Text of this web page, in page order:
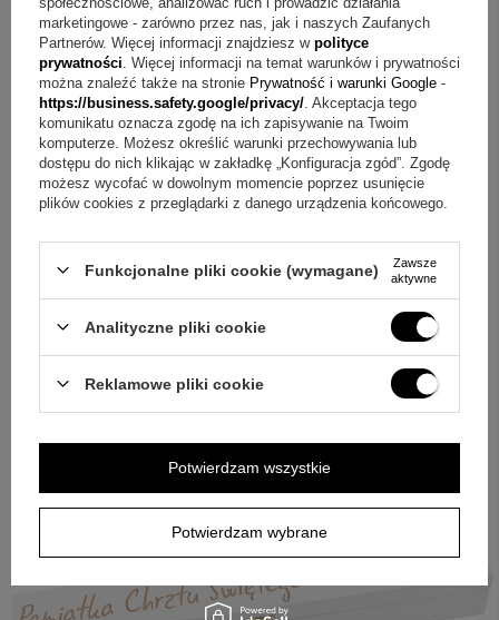
nadrukowi zdjęcia dziecka lub grafiki na świecy i szatce oraz
grawerunkowi na skrzynce komplet możesz dopasować do
własnej wizji uroczystości. Jeśli zależy Ci na spójnej oprawie
Chrztu lub Komunii i na tym, by pamiątki były
uporządkowane po wydarzeniu, ten zestaw będzie
praktycznym wyborem.
marketingowe - zarówno przez nas, jak i naszych Zaufanych
Partnerów. Więcej informacji znajdziesz w polityce
prywatności . Więcej informacji na temat warunków i prywatności
można znaleźć także na stronie Prywatność i warunki Google -
https://business.safety.google/privacy/ . Akceptacja tego
komunikatu oznacza zgodę na ich zapisywanie na Twoim
komputerze. Możesz określić warunki przechowywania lub
dostępu do nich klikając w zakładkę „Konfiguracja zgód”. Zgodę
możesz wycofać w dowolnym momencie poprzez usunięcie
plików cookies z przeglądarki z danego urządzenia końcowego.
Funkcjonalne pliki cookie (wymagane)
Zawsze
aktywne
Analityczne pliki cookie
Reklamowe pliki cookie
Potwierdzam wybrane
Potwierdzam wszystkie